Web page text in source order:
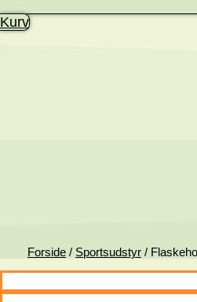
Kurv
Forside / Sportsudstyr /